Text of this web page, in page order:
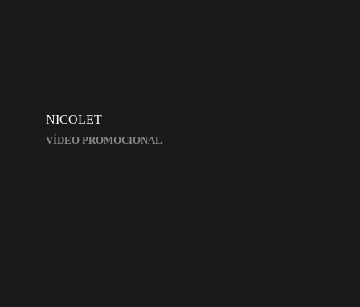
NICOLET
VÍDEO PROMOCIONAL